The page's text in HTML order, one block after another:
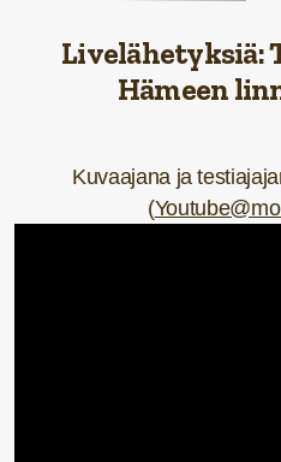
Livelähetyksiä:
Hämeen
Kuvaajana ja
(